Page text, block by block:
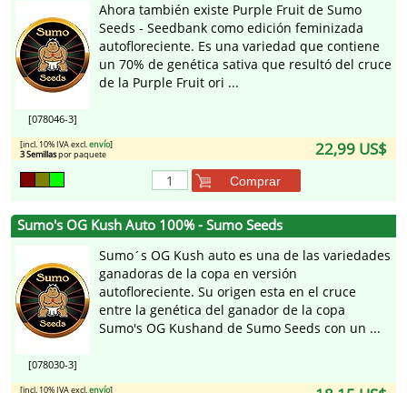
[078046-3]
Ahora también existe Purple Fruit de Sumo
Seeds - Seedbank como edición feminizada
autofloreciente. Es una variedad que contiene
un 70% de genética sativa que resultó del cruce
de la Purple Fruit ori ...
22,99 US$
[incl. 10% IVA excl.envío]
3 Semillaspor paquete
Comprar
Sumo's OG Kush Auto 100% - Sumo Seeds
[078030-3]
Sumo´s OG Kush auto es una de las variedades
ganadoras de la copa en versión
autofloreciente. Su origen esta en el cruce
entre la genética del ganador de la copa
Sumo's OG Kushand de Sumo Seeds con un ...
[incl. 10% IVA excl.envío]